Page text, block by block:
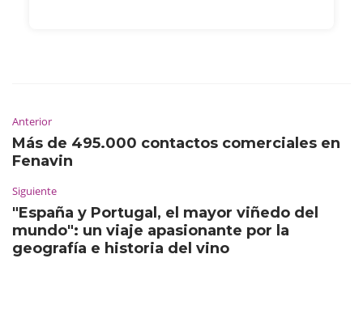
Anterior
Más de 495.000 contactos comerciales en
Fenavin
Siguiente
"España y Portugal, el mayor viñedo del
mundo": un viaje apasionante por la
geografía e historia del vino